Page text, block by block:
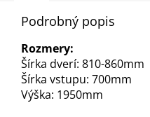
Podrobný popis
Rozmery:
Šírka dverí: 810-860mm
Šírka vstupu: 700mm
Výška: 1950mm